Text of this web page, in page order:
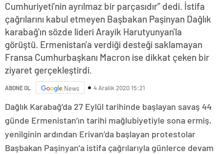
Cumhuriyeti'nin ayrılmaz bir parçasıdır” dedi. İstifa
çağrılarını kabul etmeyen Başbakan Paşinyan Dağlık
karabağ'ın sözde lideri Arayik Harutyunyan'la
görüştü. Ermenistan'a verdiği desteği saklamayan
Fransa Cumhurbaşkanı Macron ise dikkat çeken bir
ziyaret gerçekleştirdi.
ABONE OL News 4 Aralık 2020 15:21
Dağlık Karabağ’da 27 Eylül tarihinde başlayan savaş 44
günde Ermenistan’ın tarihi mağlubiyetiyle sona ermiş,
yenilginin ardından Erivan’da başlayan protestolar
Başbakan Paşinyan’a istifa çağrılarıyla günlerce devam